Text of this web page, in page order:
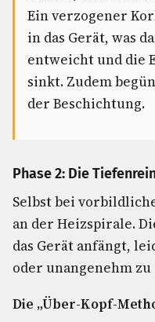
Ein verzogener
in das Gerät, was
entweicht und die
sinkt. Zudem
der Beschichtung.
Phase 2: Die
Selbst bei
an der Heizspirale.
das Gerät anfängt,
oder unangenehm
Die „Über-Kopf-